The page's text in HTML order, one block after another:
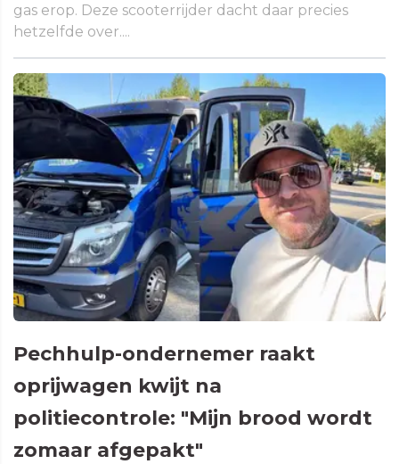
gas erop. Deze scooterrijder dacht daar precies
hetzelfde over....
Pechhulp-ondernemer raakt
oprijwagen kwijt na
politiecontrole: "Mijn brood wordt
zomaar afgepakt"